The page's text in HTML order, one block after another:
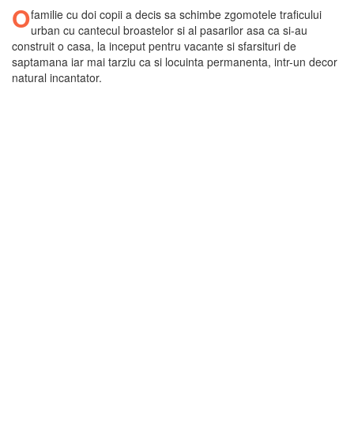
Ofamilie cu doi copii a decis sa schimbe zgomotele traficului
urban cu cantecul broastelor si al pasarilor asa ca si-au
construit o casa, la inceput pentru vacante si sfarsituri de
saptamana iar mai tarziu ca si locuinta permanenta, intr-un decor
natural incantator.